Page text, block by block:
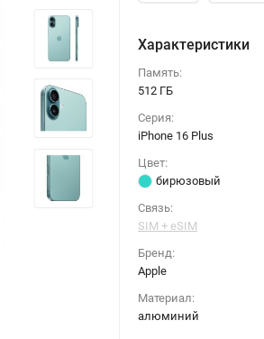
Характеристики
Память:
512 ГБ
Серия:
iPhone 16 Plus
Цвет:
бирюзовый
Связь:
SIM + eSIM
Бренд:
Apple
Материал:
алюминий